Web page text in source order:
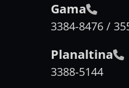
Gama
3384-8476 /
Planaltina
3388-5144